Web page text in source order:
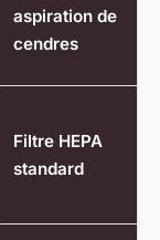
aspiration de
cendres
Filtre HEPA
standard